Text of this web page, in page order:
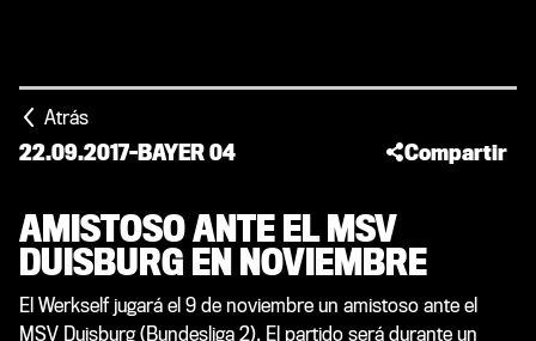
Atrás
22.09.2017-BAYER 04 Compartir
AMISTOSO ANTE EL MSV
DUISBURG EN NOVIEMBRE
El Werkself jugará el 9 de noviembre un amistoso ante el
MSV Duisburg (Bundesliga 2). El partido será durante un